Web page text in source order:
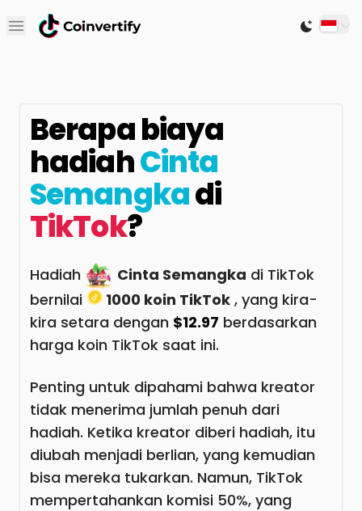
Open main menu Switch
Berapa biaya
hadiahCinta
Semangkadi
TikTok?
Hadiah Cinta Semangka di TikTok
bernilai
1000 koin TikTok , yang kira-
kira setara dengan $12.97 berdasarkan
harga koin TikTok saat ini.
Penting untuk dipahami bahwa kreator
tidak menerima jumlah penuh dari
hadiah. Ketika kreator diberi hadiah, itu
diubah menjadi berlian, yang kemudian
bisa mereka tukarkan. Namun, TikTok
mempertahankan komisi 50%, yang